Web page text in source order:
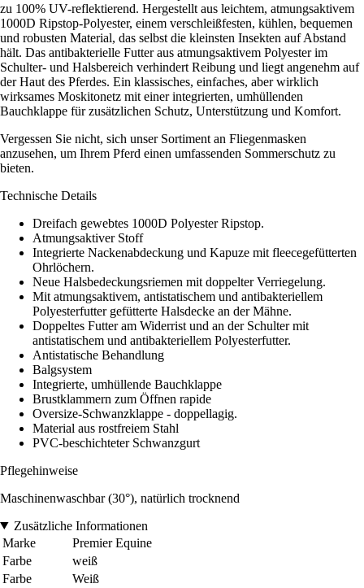
zu 100% UV-reflektierend. Hergestellt aus leichtem, atmungsaktivem
1000D Ripstop-Polyester, einem verschleißfesten, kühlen, bequemen
und robusten Material, das selbst die kleinsten Insekten auf Abstand
hält. Das antibakterielle Futter aus atmungsaktivem Polyester im
Schulter- und Halsbereich verhindert Reibung und liegt angenehm auf
der Haut des Pferdes. Ein klassisches, einfaches, aber wirklich
wirksames Moskitonetz mit einer integrierten, umhüllenden
Bauchklappe für zusätzlichen Schutz, Unterstützung und Komfort.
Vergessen Sie nicht, sich unser Sortiment an Fliegenmasken
anzusehen, um Ihrem Pferd einen umfassenden Sommerschutz zu
bieten.
Technische Details
Dreifach gewebtes 1000D Polyester Ripstop.
Atmungsaktiver Stoff
Integrierte Nackenabdeckung und Kapuze mit fleecegefütterten
Ohrlöchern.
Neue Halsbedeckungsriemen mit doppelter Verriegelung.
Mit atmungsaktivem, antistatischem und antibakteriellem
Polyesterfutter gefütterte Halsdecke an der Mähne.
Doppeltes Futter am Widerrist und an der Schulter mit
antistatischem und antibakteriellem Polyesterfutter.
Antistatische Behandlung
Balgsystem
Integrierte, umhüllende Bauchklappe
Brustklammern zum Öffnen rapide
Oversize-Schwanzklappe - doppellagig.
Material aus rostfreiem Stahl
PVC-beschichteter Schwanzgurt
Pflegehinweise
Maschinenwaschbar (30°), natürlich trocknend
Zusätzliche Informationen
Marke
Premier Equine
Farbe
weiß
Farbe
Weiß